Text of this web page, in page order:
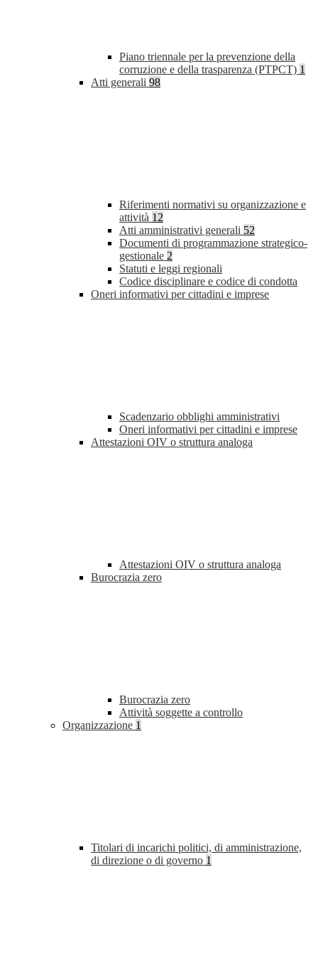
Piano triennale per la prevenzione della
corruzione e della trasparenza (PTPCT) 1
Atti generali 98
Riferimenti normativi su organizzazione e
attività 12
Atti amministrativi generali 52
Documenti di programmazione strategico-
gestionale 2
Statuti e leggi regionali
Codice disciplinare e codice di condotta
Oneri informativi per cittadini e imprese
Scadenzario obblighi amministrativi
Oneri informativi per cittadini e imprese
Attestazioni OIV o struttura analoga
Attestazioni OIV o struttura analoga
Burocrazia zero
Burocrazia zero
Attività soggette a controllo
Organizzazione 1
Titolari di incarichi politici, di amministrazione,
di direzione o di governo 1